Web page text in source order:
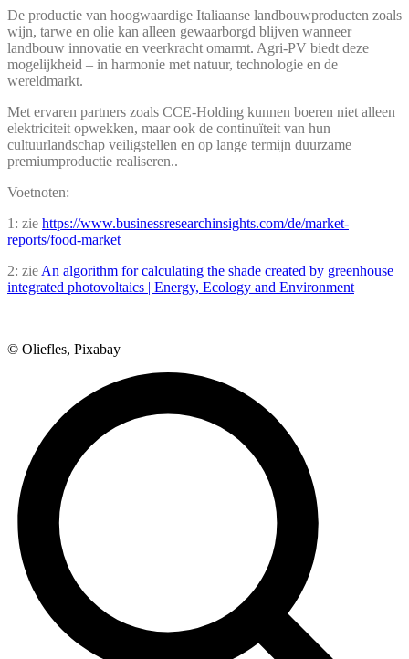
De productie van hoogwaardige Italiaanse landbouwproducten zoals
wijn, tarwe en olie kan alleen gewaarborgd blijven wanneer
landbouw innovatie en veerkracht omarmt. Agri-PV biedt deze
mogelijkheid – in harmonie met natuur, technologie en de
wereldmarkt.
Met ervaren partners zoals CCE-Holding kunnen boeren niet alleen
elektriciteit opwekken, maar ook de continuïteit van hun
cultuurlandschap veiligstellen en op lange termijn duurzame
premiumproductie realiseren..
Voetnoten:
1: zie https://www.businessresearchinsights.com/de/market-
reports/food-market
2: zie An algorithm for calculating the shade created by greenhouse
integrated photovoltaics | Energy, Ecology and Environment
© Oliefles, Pixabay